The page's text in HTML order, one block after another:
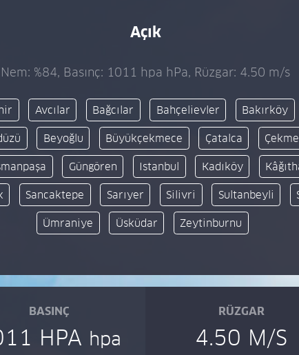
Açık
Nem: %84, Basınç: 1011 hpa hPa, Rüzgar: 4.50 m/s
Avcılar Bağcılar Bahçelievler Bakırköy
Beyoğlu Büyükçekmece Çatalca
Güngören Istanbul Kadıköy
Sancaktepe Sarıyer Silivri Sultanbeyli
Ümraniye Üsküdar Zeytinburnu
BASINÇ
HPA hpa
RÜZGAR
4.50 M/S